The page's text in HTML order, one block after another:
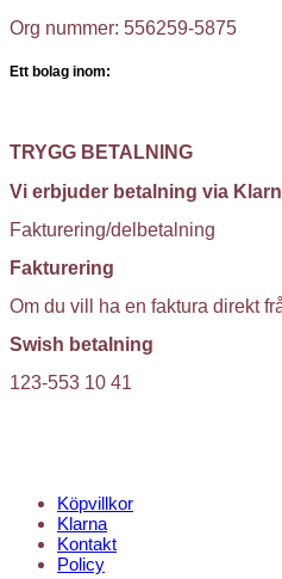
Org nummer: 556259-5875
Ett bolag inom:
TRYGG BETALNING
Vi erbjuder betalning via
Fakturering/delbetalning
Fakturering
Om du vill ha en faktura direkt
Swish betalning
123-553 10 41
Köpvillkor
Klarna
Kontakt
Policy